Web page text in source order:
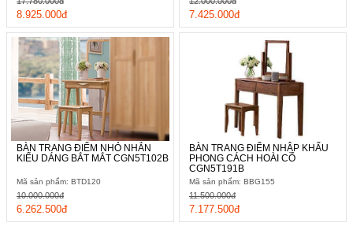
8.925.000đ 7.425.000đ
BÀN TRANG ĐIỂM NHỎ NHẮN
KIỂU DÁNG BẮT MẮT CGN5T102B
Mã sản phẩm: BTD120
6.262.500đ
10.000.000đ
BÀN TRANG ĐIỂM NHẬP KHẨU
PHONG CÁCH HOÀI CỔ
CGN5T191B
Mã sản phẩm: BBG155
7.177.500đ
11.500.000đ